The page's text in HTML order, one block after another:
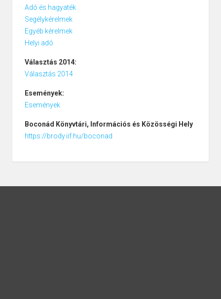
Adó és hagyaték
Segélykérelmek
Egyéb kérelmek
Helyi adó
Választás 2014:
Választás 2014
Események:
Események
Boconád Könyvtári, Információs és Közösségi Hely
https://brody.iif.hu/boconad